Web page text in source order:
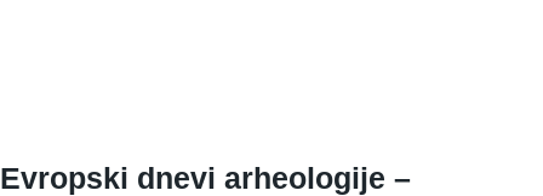
Evropski dnevi arheologije –